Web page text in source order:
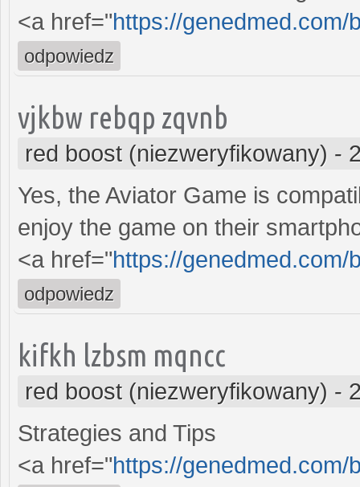
<a href="https://genedmed.com/
odpowiedz
vjkbw rebqp zqvnb
red boost (niezweryfikowany) -
Yes, the Aviator Game is
enjoy the game on their
<a href="https://genedmed.com/
odpowiedz
kifkh lzbsm mqncc
red boost (niezweryfikowany) -
Strategies and Tips
<a href="https://genedmed.com/